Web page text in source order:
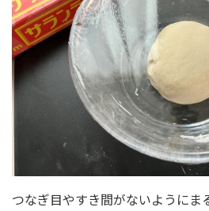
つなぎ目やすき間がないようにま